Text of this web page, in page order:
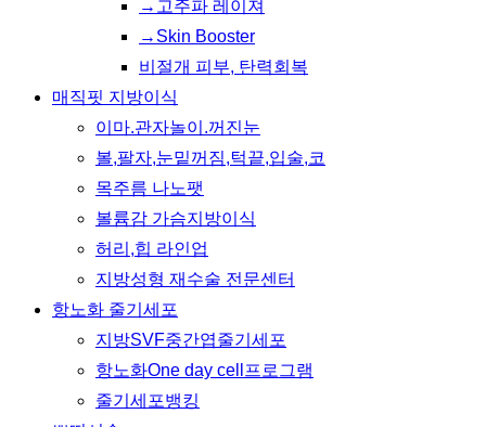
→고주파 레이져
→Skin Booster
비절개 피부, 탄력회복
매직핏 지방이식
이마.관자놀이.꺼진눈
볼,팔자,눈밑꺼짐,턱끝,입술,코
목주름 나노팻
볼륨감 가슴지방이식
허리,힙 라인업
지방성형 재수술 전문센터
항노화 줄기세포
지방SVF중간엽줄기세포
항노화One day cell프로그램
줄기세포뱅킹